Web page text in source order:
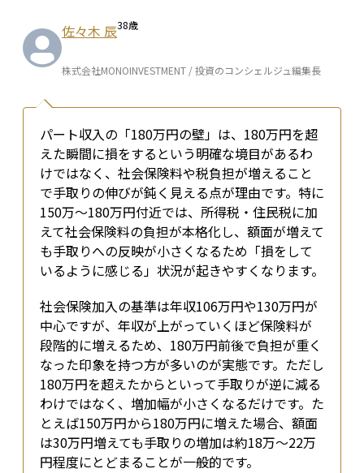
佐々木 辰38歳
株式会社MONOINVESTMENT / 投資のコンシェルジュ編集長
パート収入の「180万円の壁」は、180万円を超
えた瞬間に損をするという明確な境目があるわ
けではなく、社会保険料や税負担が増えること
で手取りの伸びが鈍く見える点が理由です。特に
150万〜180万円付近では、所得税・住民税に加
えて社会保険料の負担が本格化し、額面が増えて
も手取りへの反映が小さくなるため「損をして
いるように感じる」状況が起きやすくなります。
社会保険加入の基準は年収106万円や130万円が
中心ですが、年収が上がっていくほど保険料が
段階的に増えるため、180万円前後で負担が重く
なった印象を持つ方が多いのが実態です。ただし
180万円を超えたからといって手取りが逆に減る
わけではなく、増加幅が小さくなるだけです。た
とえば150万円から180万円に増えた場合、額面
は30万円増えても手取りの増加は約18万〜22万
円程度にとどまることが一般的です。